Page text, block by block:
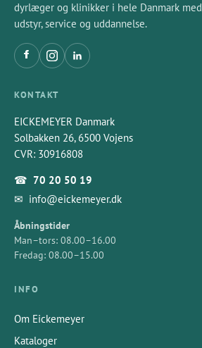
dyrlæger og klinikker i hele Danmark med
udstyr, service og uddannelse.
KONTAKT
EICKEMEYER Danmark
Solbakken 26, 6500 Vojens
CVR: 30916808
☎ 70 20 50 19
✉ info@eickemeyer.dk
Åbningstider
Man–tors: 08.00–16.00
Fredag: 08.00–15.00
INFO
Om Eickemeyer
Kataloger